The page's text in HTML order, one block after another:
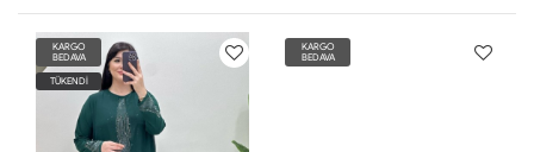
KARGO
BEDAVA
TÜKENDİ
KARGO
BEDAVA